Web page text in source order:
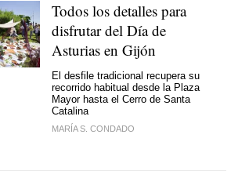
Todos los detalles para
disfrutar del Día de
Asturias en Gijón
El desfile tradicional recupera su
recorrido habitual desde la Plaza
Mayor hasta el Cerro de Santa
Catalina
MARÍA S. CONDADO